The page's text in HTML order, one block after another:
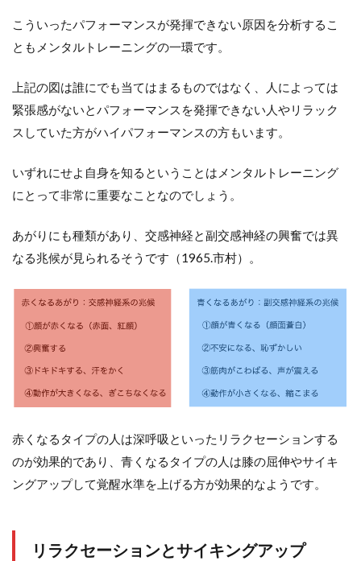
こういったパフォーマンスが発揮できない原因を分析するこ
ともメンタルトレーニングの一環です。
上記の図は誰にでも当てはまるものではなく、人によっては
緊張感がないとパフォーマンスを発揮できない人やリラック
スしていた方がハイパフォーマンスの方もいます。
いずれにせよ自身を知るということはメンタルトレーニング
にとって非常に重要なことなのでしょう。
あがりにも種類があり、交感神経と副交感神経の興奮では異
なる兆候が見られるそうです（1965.市村）。
赤くなるタイプの人は深呼吸といったリラクセーションする
のが効果的であり、青くなるタイプの人は膝の屈伸やサイキ
ングアップして覚醒水準を上げる方が効果的なようです。
リラクセーションとサイキングアップ